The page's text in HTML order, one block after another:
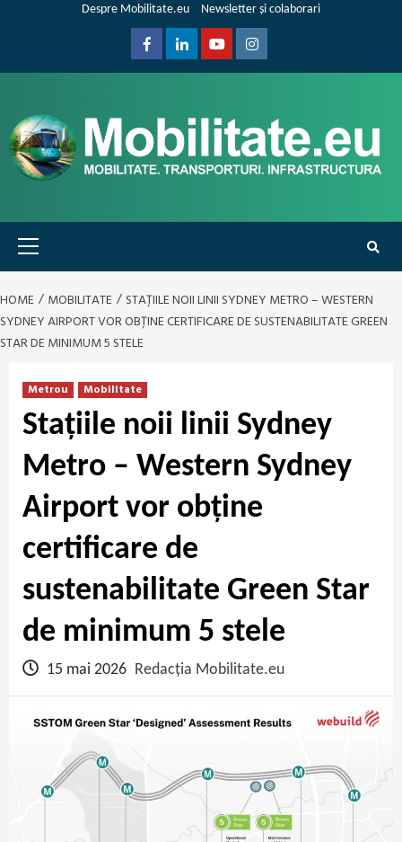
Despre Mobilitate.eu Newsletter și colaborari
FacebookLinkedinYoutubeInstagram
Primary
Menu
HOME MOBILITATE
STAȚIILE NOII LINII SYDNEY METRO – WESTERN
SYDNEY AIRPORT VOR OBȚINE CERTIFICARE DE SUSTENABILITATE GREEN
STAR DE MINIMUM 5 STELE
Metrou Mobilitate
Stațiile noii linii Sydney
Metro – Western Sydney
Airport vor obține
certificare de
sustenabilitate Green Star
de minimum 5 stele
15 mai 2026 Redacția Mobilitate.eu